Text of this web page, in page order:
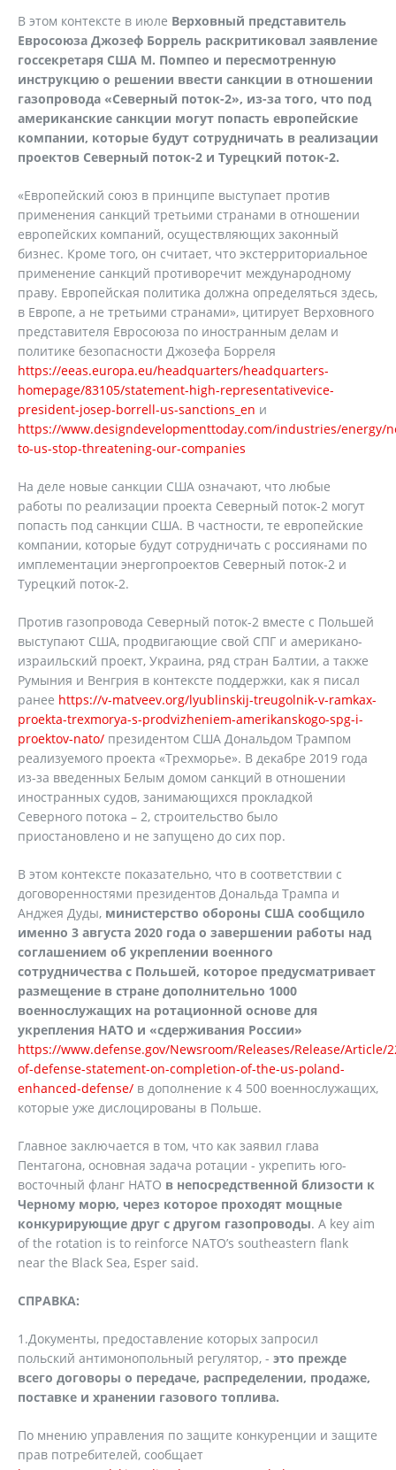
В этом контексте в июле Верховный представитель
Евросоюза Джозеф Боррель раскритиковал заявление
госсекретаря США М. Помпео и пересмотренную
инструкцию о решении ввести санкции в отношении
газопровода «Северный поток-2», из-за того, что под
американские санкции могут попасть европейские
компании, которые будут сотрудничать в реализации
проектов Северный поток-2 и Турецкий поток-2.
«Европейский союз в принципе выступает против
применения санкций третьими странами в отношении
европейских компаний, осуществляющих законный
бизнес. Кроме того, он считает, что экстерриториальное
применение санкций противоречит международному
праву. Европейская политика должна определяться здесь,
в Европе, а не третьими странами», цитирует Верховного
представителя Евросоюза по иностранным делам и
политике безопасности Джозефа Борреля
https://eeas.europa.eu/headquarters/headquarters-
homepage/83105/statement-high-representativevice-
president-josep-borrell-us-sanctions_en и
https://www.designdevelopmenttoday.com/industries/energy/
to-us-stop-threatening-our-companies
На деле новые санкции США означают, что любые
работы по реализации проекта Северный поток-2 могут
попасть под санкции США. В частности, те европейские
компании, которые будут сотрудничать с россиянами по
имплементации энергопроектов Северный поток-2 и
Турецкий поток-2.
Против газопровода Северный поток-2 вместе с Польшей
выступают США, продвигающие свой СПГ и американо-
израильский проект, Украина, ряд стран Балтии, а также
Румыния и Венгрия в контексте поддержки, как я писал
ранее https://v-matveev.org/lyublinskij-treugolnik-v-ramkax-
proekta-trexmorya-s-prodvizheniem-amerikanskogo-spg-i-
proektov-nato/ президентом США Дональдом Трампом
реализуемого проекта «Трехморье». В декабре 2019 года
из-за введенных Белым домом санкций в отношении
иностранных судов, занимающихся прокладкой
Северного потока – 2, строительство было
приостановлено и не запущено до сих пор.
В этом контексте показательно, что в соответствии с
договоренностями президентов Дональда Трампа и
Анджея Дуды, министерство обороны США сообщило
именно 3 августа 2020 года о завершении работы над
соглашением об укреплении военного
сотрудничества с Польшей, которое предусматривает
размещение в стране дополнительно 1000
военнослужащих на ротационной основе для
укрепления НАТО и «сдерживания России»
https://www.defense.gov/Newsroom/Releases/Release/Article/
of-defense-statement-on-completion-of-the-us-poland-
enhanced-defense/ в дополнение к 4 500 военнослужащих,
которые уже дислоцированы в Польше.
Главное заключается в том, что как заявил глава
Пентагона, основная задача ротации - укрепить юго-
восточный фланг НАТО в непосредственной близости к
Черному морю, через которое проходят мощные
конкурирующие друг с другом газопроводы. A key aim
of the rotation is to reinforce NATO’s southeastern flank
near the Black Sea, Esper said.
СПРАВКА:
1.Документы, предоставление которых запросил
польский антимонопольный регулятор, - это прежде
всего договоры о передаче, распределении, продаже,
поставке и хранении газового топлива.
По мнению управления по защите конкуренции и защите
прав потребителей, сообщает